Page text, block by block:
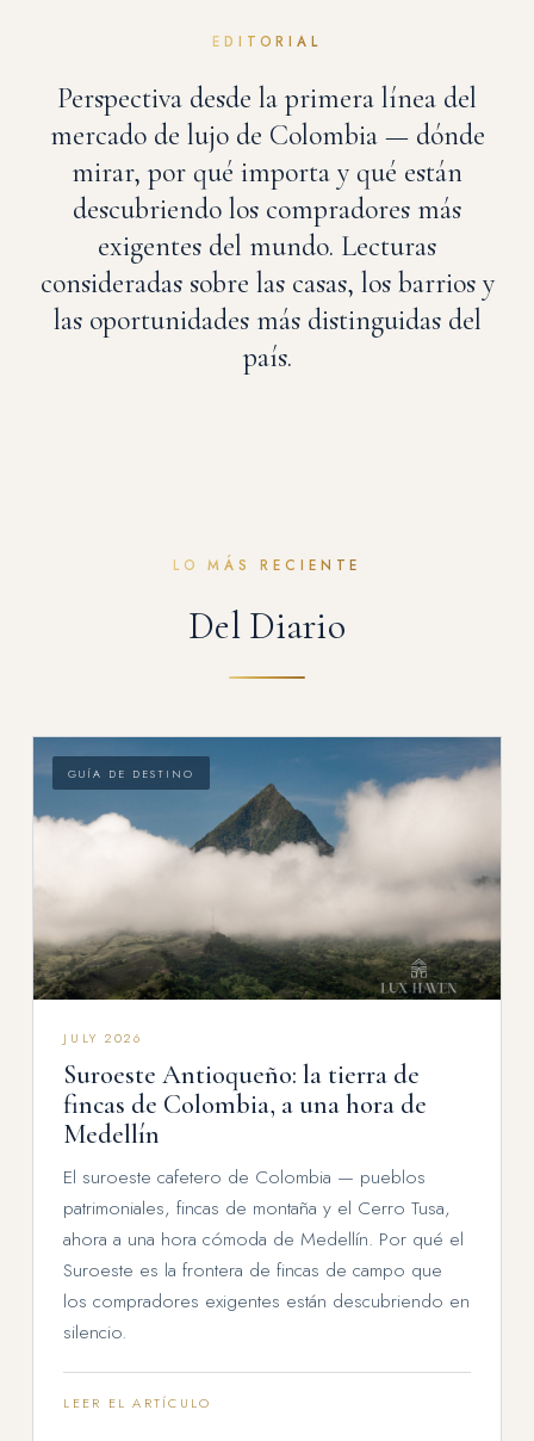
EDITORIAL
Perspectiva desde la primera línea del
mercado de lujo de Colombia — dónde
mirar, por qué importa y qué están
descubriendo los compradores más
exigentes del mundo. Lecturas
consideradas sobre las casas, los barrios y
las oportunidades más distinguidas del
país.
LO MÁS RECIENTE
Del Diario
GUÍA DE DESTINO
JULY 2026
Suroeste Antioqueño: la tierra de
fincas de Colombia, a una hora de
Medellín
El suroeste cafetero de Colombia — pueblos
patrimoniales, fincas de montaña y el Cerro Tusa,
ahora a una hora cómoda de Medellín. Por qué el
Suroeste es la frontera de fincas de campo que
los compradores exigentes están descubriendo en
silencio.
LEER EL ARTÍCULO